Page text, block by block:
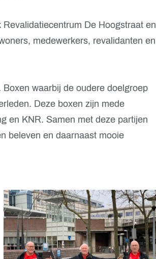
De Hoogstraat en
medewerkers, revalidanten en
waarbij de oudere doelgroep
Deze boxen zijn mede
en KNR. Samen met deze partijen
beleven en daarnaast mooie